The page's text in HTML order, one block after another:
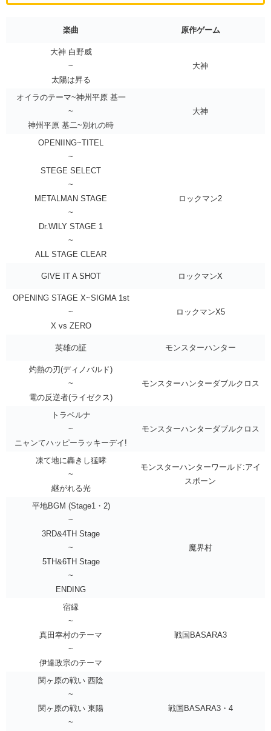
楽曲 原作ゲーム
大神 白野威
~
太陽は昇る
大神
オイラのテーマ~神州平原 基一
~
神州平原 基二~別れの時
大神
OPENIING~TITEL
~
STEGE SELECT
~
METALMAN STAGE
~
Dr.WILY STAGE 1
~
ALL STAGE CLEAR
ロックマン2
GIVE IT A SHOT ロックマンX
OPENING STAGE X~SIGMA 1st
~
X vs ZERO
ロックマンX5
英雄の証 モンスターハンター
灼熱の刃(ディノバルド)
~
電の反逆者(ライゼクス)
モンスターハンターダブルクロス
トラベルナ
~
ニャンてハッピーラッキーデイ!
モンスターハンターダブルクロス
凍て地に轟きし猛哮
~
継がれる光
モンスターハンターワールド:アイ
スボーン
平地BGM (Stage1・2)
~
3RD&4TH Stage
~
5TH&6TH Stage
~
ENDING
魔界村
宿縁
~
真田幸村のテーマ
~
伊達政宗のテーマ
戦国BASARA3
関ヶ原の戦い 西陰
~
関ヶ原の戦い 東陽
~
戦国BASARA3・4